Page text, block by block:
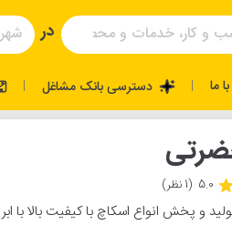
در
ما | دسترسی بانک مشاغل |
5.0 (1 نظر)
انواع اسکاچ با کیفیت بالا با ابر 30 کیلو